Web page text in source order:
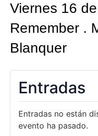
Viernes 16
Remember .
Blanquer
Entradas
Entradas no están
evento ha pasado.